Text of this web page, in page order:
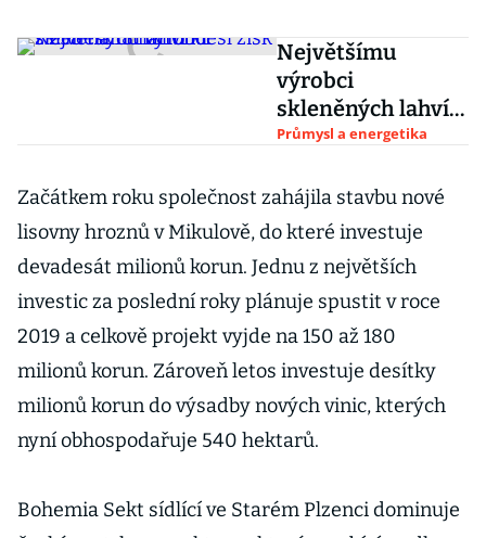
Největšímu
výrobci
skleněných lahví
klesl zisk z 258 na
Průmysl a energetika
Začátkem roku společnost zahájila stavbu nové
lisovny hroznů v Mikulově, do které investuje
devadesát milionů korun. Jednu z největších
investic za poslední roky plánuje spustit v roce
2019 a celkově projekt vyjde na 150 až 180
milionů korun. Zároveň letos investuje desítky
milionů korun do výsadby nových vinic, kterých
nyní obhospodařuje 540 hektarů.
Bohemia Sekt sídlící ve Starém Plzenci dominuje